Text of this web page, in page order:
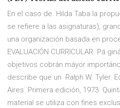
En el caso de. Hilda Taba la
se refiere a las asignaturas),
una organización basada en
EVALUACIÓN CURRICULAR. Pá
objetivos cobrán máyor
describe que un Ralph W. Tyler.
Aires. Primera edición, 1973.
material se utiliza con fines